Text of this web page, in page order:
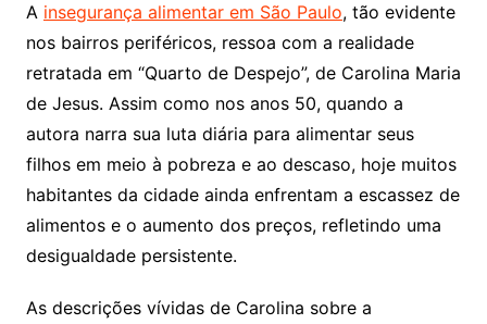
A insegurança alimentar em São Paulo, tão evidente
nos bairros periféricos, ressoa com a realidade
retratada em “Quarto de Despejo”, de Carolina Maria
de Jesus. Assim como nos anos 50, quando a
autora narra sua luta diária para alimentar seus
filhos em meio à pobreza e ao descaso, hoje muitos
habitantes da cidade ainda enfrentam a escassez de
alimentos e o aumento dos preços, refletindo uma
desigualdade persistente.
As descrições vívidas de Carolina sobre a